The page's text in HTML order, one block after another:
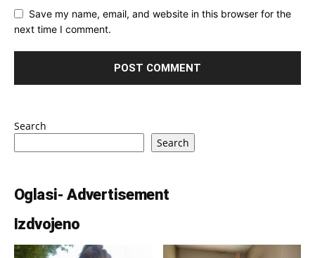
Save my name, email, and website in this browser for the
next time I comment.
Search
Search
Oglasi- Advertisement
Izdvojeno